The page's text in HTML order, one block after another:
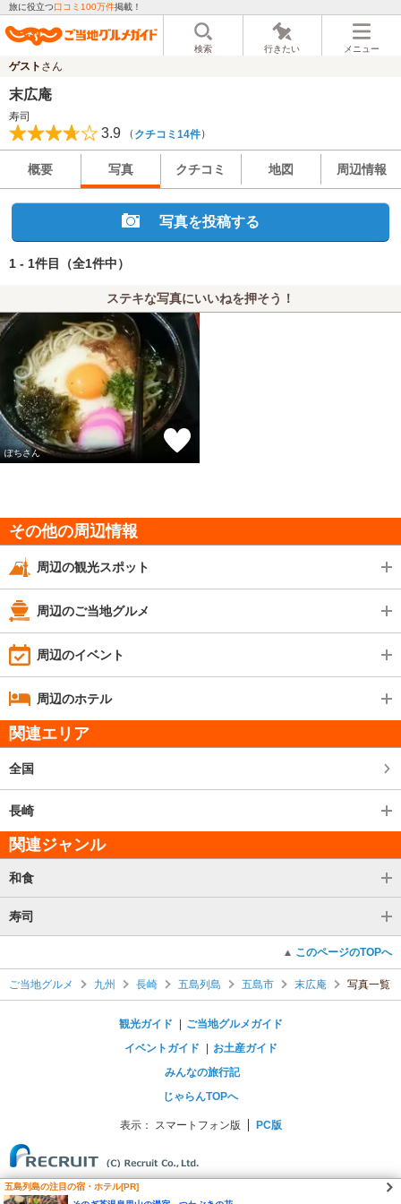
旅に役立つ口コミ100万件掲載！
検索 行きたい メニュー
ゲスト さん
末広庵
寿司
3.9 （ クチコミ14件）
概要 写真 クチコミ 地図 周辺情報
写真を投稿する
1 - 1件目 （全1件中）
ステキな写真にいいねを押そう！
ぽちさん
その他の周辺情報
周辺の観光スポット
周辺のご当地グルメ
周辺のイベント
周辺のホテル
関連エリア
全国
長崎
関連ジャンル
和食
寿司
このページのTOPへ
ご当地グルメ 九州 長崎 五島列島 五島市 末広庵 写真一覧
観光ガイド
ご当地グルメガイド
イベントガイド
お土産ガイド
みんなの旅行記
じゃらんTOPへ
表示： スマートフォン版 PC版
五島列島の注目の宿・ホテル[PR]